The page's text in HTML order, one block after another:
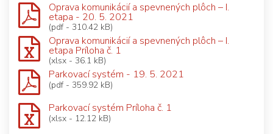
Oprava komunikácií a spevnených plôch – I.
etapa - 20. 5. 2021
(pdf - 310.42 kB)
Oprava komunikácií a spevnených plôch – I.
etapa Príloha č. 1
(xlsx - 36.1 kB)
Parkovací systém - 19. 5. 2021
(pdf - 359.92 kB)
Parkovací systém Príloha č. 1
(xlsx - 12.12 kB)